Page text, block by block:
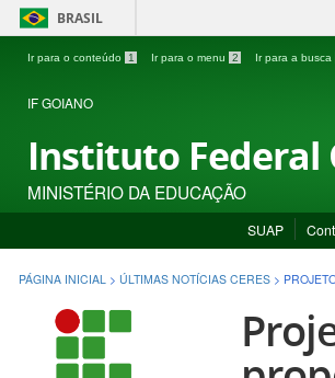
BRASIL
Ir para o conteúdo 1 Ir para o menu 2 Ir para a busca
IF GOIANO
Instituto Federal
MINISTÉRIO DA EDUCAÇÃO
SUAP
PÁGINA INICIAL > ÚLTIMAS NOTÍCIAS CERES >